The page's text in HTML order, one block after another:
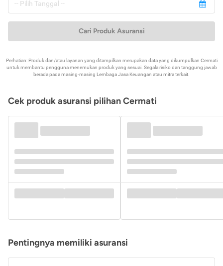
Cari Produk Asuransi
Perhatian: Produk dan/atau layanan yang ditampilkan merupakan data yang dikumpulkan Cermati
untuk membantu pengguna menemukan produk yang sesuai. Segala risiko dan tanggung jawab
berada pada masing-masing Lembaga Jasa Keuangan atau mitra terkait.
Cek produk asuransi pilihan Cermati
Pentingnya memiliki asuransi